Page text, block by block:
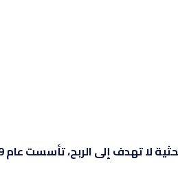
لا تهدف إلى الربح، تأسست عام 2019.